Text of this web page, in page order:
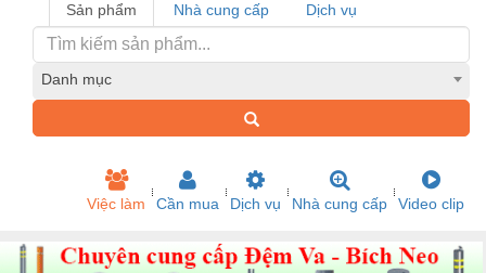
Sản phẩm Nhà cung cấp Dịch vụ
Danh mục
Việc làm Cần mua Dịch vụ Nhà cung cấp Video clip